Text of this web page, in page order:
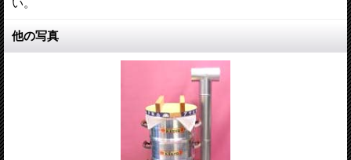
い。
他の写真